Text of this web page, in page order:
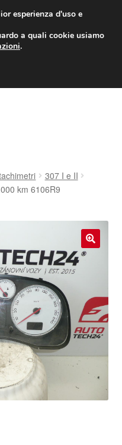
7 EUR
/800 580 290
307 I e II
km 6106R9
🔍
esperienza d'uso e
a quali cookie usiamo
.